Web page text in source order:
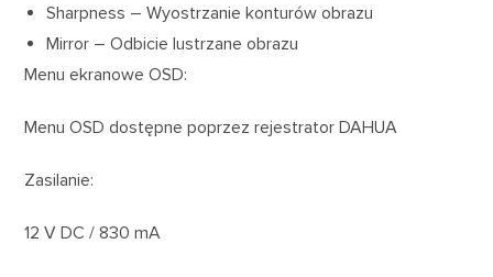
Sharpness – Wyostrzanie konturów obrazu
Mirror – Odbicie lustrzane obrazu
Menu ekranowe OSD:
Menu OSD dostępne poprzez rejestrator DAHUA
Zasilanie:
12 V DC / 830 mA